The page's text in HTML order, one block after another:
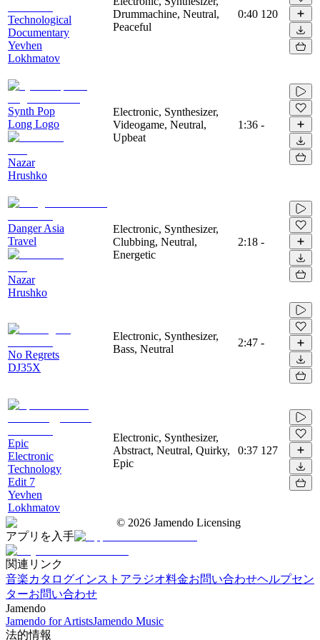
Technological
Documentary
Yevhen
Lokhmatov
Drummachine, Neutral,
Peaceful
0:40 120
Synth Pop
Long Logo
Nazar
Hrushko
Electronic, Synthesizer,
Videogame, Neutral,
Upbeat
1:36 -
Danger Asia
Travel
Nazar
Hrushko
Electronic, Synthesizer,
Clubbing, Neutral,
Energetic
2:18 -
No Regrets
DJ35X
Electronic, Synthesizer,
Bass, Neutral
2:47 -
Epic
Electronic
Technology
Edit 7
Yevhen
Lokhmatov
Electronic, Synthesizer,
Abstract, Neutral, Quirky,
Epic
0:37 127
© 2026 Jamendo Licensing
アプリを入手
関連リンク
音楽カタログインストアラジオ料金お問い合わせヘルプセン
ターお問い合わせ
Jamendo
Jamendo for ArtistsJamendo Music
法的情報